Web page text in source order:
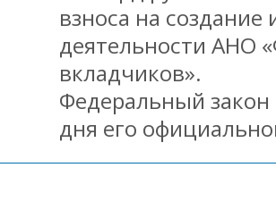
взноса на
деятельности АНО
вкладчиков».
Федеральный закон
дня его